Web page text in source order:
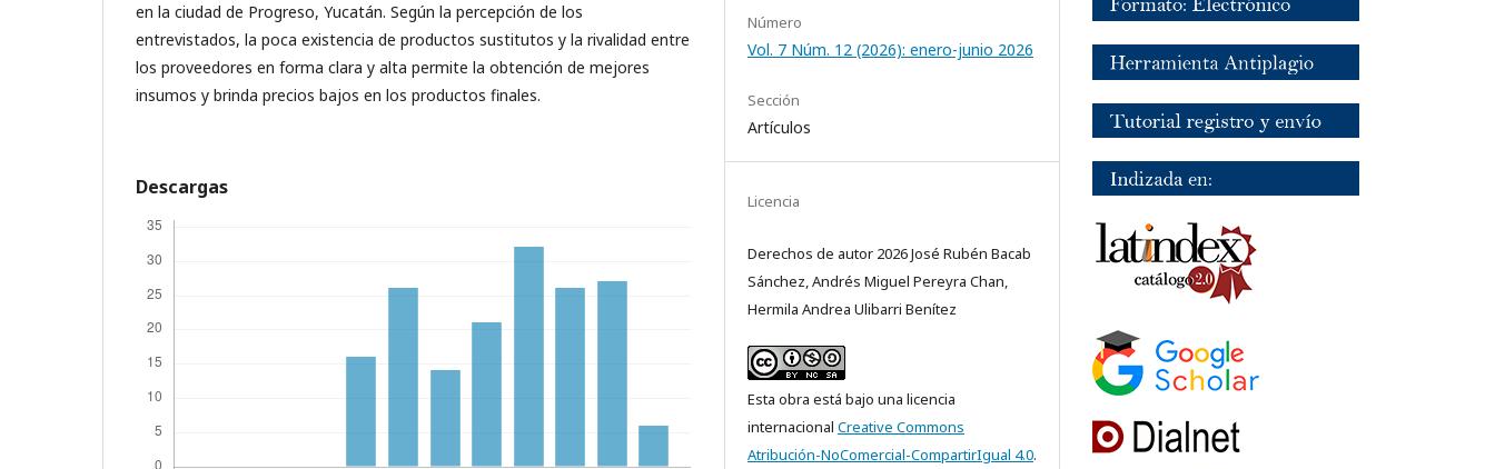
en la ciudad de Progreso, Yucatán. Según la percepción de los
entrevistados, la poca existencia de productos sustitutos y la rivalidad entre
los proveedores en forma clara y alta permite la obtención de mejores
insumos y brinda precios bajos en los productos finales.
Descargas
Número
Vol. 7 Núm. 12 (2026): enero-junio 2026
Sección
Artículos
Licencia
Derechos de autor 2026 José Rubén Bacab
Sánchez, Andrés Miguel Pereyra Chan,
Hermila Andrea Ulibarri Benítez
Esta obra está bajo una licencia
internacional Creative Commons
Atribución-NoComercial-CompartirIgual 4.0.